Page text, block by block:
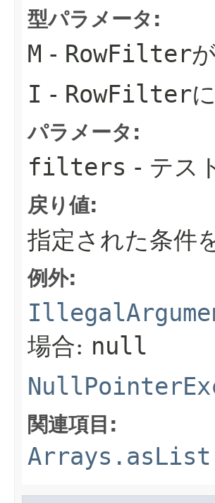
型パラメータ:
M - RowFilter
I - RowFilter
パラメータ:
filters - テス
戻り値:
指定された条件
例外:
場合: null
関連項目: